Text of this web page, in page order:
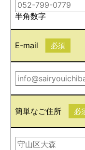
半角数字
E-mail 必須
簡単なご住所 必